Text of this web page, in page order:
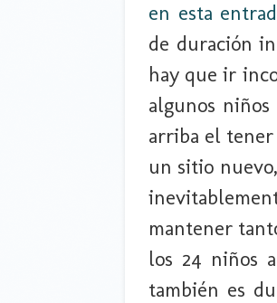
en esta
de duración
hay que ir
algunos niños
arriba el tener
un sitio
mantener
los 24 niños
también es